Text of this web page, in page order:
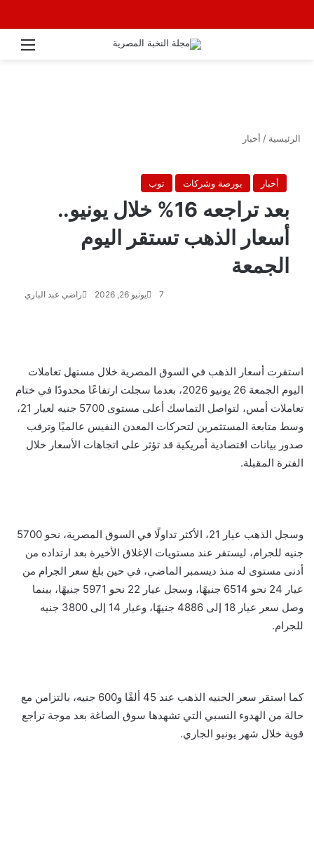
الرئيسية / أخبار
أخبار بورصة وشركات توب
بعد تراجعه 16% خلال يونيو..
أسعار الذهب تستقر اليوم
الجمعة
راضي عبد الباري يونيو 26, 2026
استقرت أسعار الذهب في السوق المصرية خلال مستهل تعاملات
اليوم الجمعة 26 يونيو 2026، بعدما سجلت ارتفاعًا محدودًا في ختام
تعاملات أمس، لتواصل التماسك أعلى مستوى 5700 جنيه لعيار 21،
وسط متابعة المستثمرين لتحركات المعدن النفيس عالميًا وترقب
صدور بيانات اقتصادية أمريكية قد تؤثر على اتجاهات الأسعار خلال
الفترة المقبلة.
وسجل الذهب عيار 21، الأكثر تداولًا في السوق المصرية، نحو 5700
جنيه للجرام، ليستقر عند مستويات الإغلاق الأخيرة بعد ارتداده من
أدنى مستوى له منذ ديسمبر الماضي، في حين بلغ سعر الجرام من
عيار 24 نحو 6514 جنيهًا، وسجل عيار 22 نحو 5971 جنيهًا، بينما
وصل سعر عيار 18 إلى 4886 جنيهًا، وعيار 14 إلى 3800 جنيه
للجرام.
كما استقر سعر الجنيه الذهب عند 45 ألفًا و600 جنيه، بالتزامن مع
حالة من الهدوء النسبي التي تشهدها سوق الصاغة بعد موجة تراجع
قوية خلال شهر يونيو الجاري.